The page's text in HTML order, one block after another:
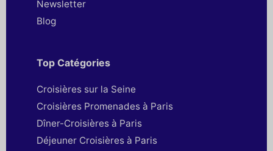
Newsletter
Blog
Top Catégories
Croisières sur la Seine
Croisières Promenades à Paris
Dîner-Croisières à Paris
Déjeuner Croisières à Paris